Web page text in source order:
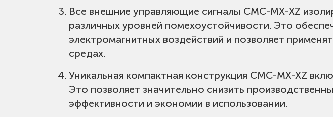
Все внешние управляющие сигналы CMC-MX-XZ
различных уровней помехоустойчивости. Это
электромагнитных воздействий и позволяет
средах.
Уникальная компактная конструкция CMC-MX-XZ
Это позволяет значительно снизить
эффективности и экономии в использовании.
Режимы остановки:По инерции и плавное торможение
Дискретный вход:Сопротивление 1.8 кОм, питание +
Аналоговый выход:4-20мА
Ограничение по числу запусков в час:10 (при